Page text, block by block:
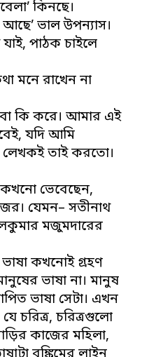
কিনছে।
ভাল উপন্যাস।
পাঠক চাইলে
মনে রাখেন না
কি করে। আমার এই
যদি আমি
লেখকই তাই করতো।
ভেবেছেন,
যেমন– সতীনাথ
মজুমদারের
কখনোই গ্রহণ
ভাষা না। মানুষ
ভাষা সেটা। এখন
চরিত্র, চরিত্রগুলো
কাজের মহিলা,